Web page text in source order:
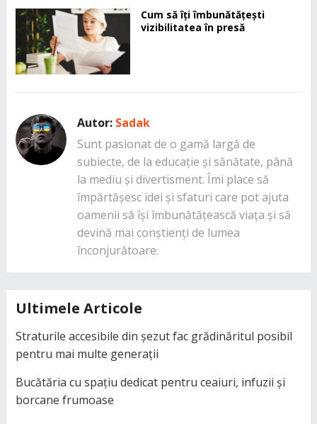
Cum să îți îmbunătățești
vizibilitatea în presă
Autor: Sadak
Sunt pasionat de o gamă largă de
subiecte, de la educație și sănătate, până
la mediu și divertisment. Îmi place să
împărtășesc idei și sfaturi care pot ajuta
oamenii să își îmbunătățească viața și să
devină mai conștienți de lumea
înconjurătoare.
Ultimele Articole
Straturile accesibile din șezut fac grădinăritul posibil
pentru mai multe generații
Bucătăria cu spațiu dedicat pentru ceaiuri, infuzii și
borcane frumoase